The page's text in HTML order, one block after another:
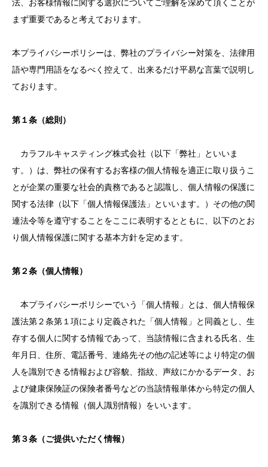
法、お客様情報に関する選択についてご理解を深めて頂くことが
まず重要であると考えております。
本プライバシーポリシーは、弊社のプライバシー対策を、法律用
語や専門用語をなるべく控えて、出来るだけ平易な言葉で説明し
ております。
第１条（総則）
カラフルキャスティング株式会社（以下「弊社」といいま
す。）は、弊社の保有するお客様の個人情報を適正に取り扱うこ
とが企業の重要な社会的責務であると認識し、個人情報の保護に
関する法律（以下「個人情報保護法」といいます。）その他の関
連法令等を遵守することをここに表明するとともに、以下のとお
り個人情報保護に関する基本方針を定めます。
第２条（個人情報）
本プライバシーポリシーでいう「個人情報」とは、個人情報保
護法第２条第１項により定義された「個人情報」と同義とし、生
存する個人に関する情報であって、当該情報に含まれる氏名、生
年月日、住所、電話番号、連絡先その他の記述等により特定の個
人を識別できる情報および容貌、指紋、声紋にかかるデータ、お
よび健康保険証の保険者番号などの当該情報単体から特定の個人
を識別できる情報（個人識別情報）をいいます。
第３条（ご提供いただく情報）